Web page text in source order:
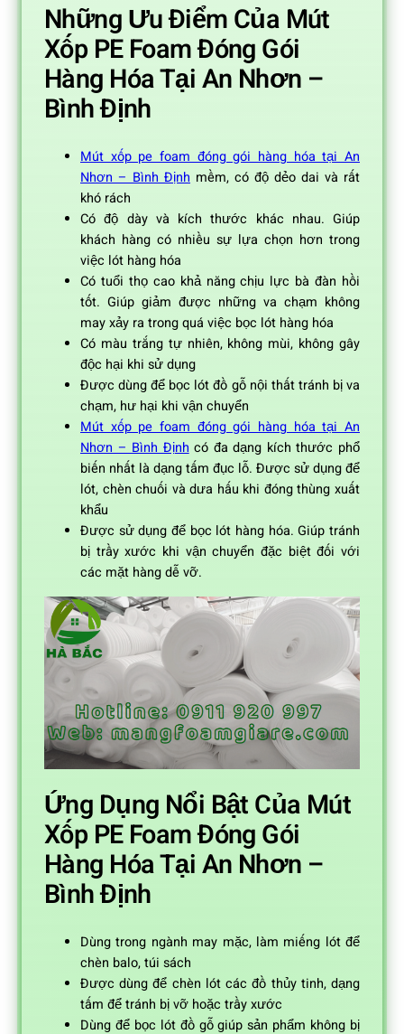
Những Ưu Điểm Của Mút
Xốp PE Foam Đóng Gói
Hàng Hóa Tại An Nhơn –
Bình Định
Mút xốp pe foam đóng gói hàng hóa tại An
Nhơn – Bình Định mềm, có độ dẻo dai và rất
khó rách
Có độ dày và kích thước khác nhau. Giúp
khách hàng có nhiều sự lựa chọn hơn trong
việc lót hàng hóa
Có tuổi thọ cao khả năng chịu lực bà đàn hồi
tốt. Giúp giảm được những va chạm không
may xảy ra trong quá việc bọc lót hàng hóa
Có màu trắng tự nhiên, không mùi, không gây
độc hại khi sử dụng
Được dùng để bọc lót đồ gỗ nội thất tránh bị va
chạm, hư hại khi vận chuyển
Mút xốp pe foam đóng gói hàng hóa tại An
Nhơn – Bình Định có đa dạng kích thước phổ
biến nhất là dạng tấm đục lỗ. Được sử dụng để
lót, chèn chuối và dưa hấu khi đóng thùng xuất
khẩu
Được sử dụng để bọc lót hàng hóa. Giúp tránh
bị trầy xước khi vận chuyển đặc biệt đối với
các mặt hàng dễ vỡ.
Ứng Dụng Nổi Bật Của Mút
Xốp PE Foam Đóng Gói
Hàng Hóa Tại An Nhơn –
Bình Định
Dùng trong ngành may mặc, làm miếng lót để
chèn balo, túi sách
Được dùng để chèn lót các đồ thủy tinh, dạng
tấm để tránh bị vỡ hoặc trầy xước
Dùng để bọc lót đồ gỗ giúp sản phẩm không bị